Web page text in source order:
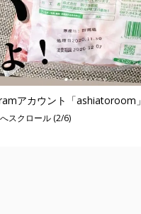
アカウント「ashiatoroom」
スクロール (2/6)